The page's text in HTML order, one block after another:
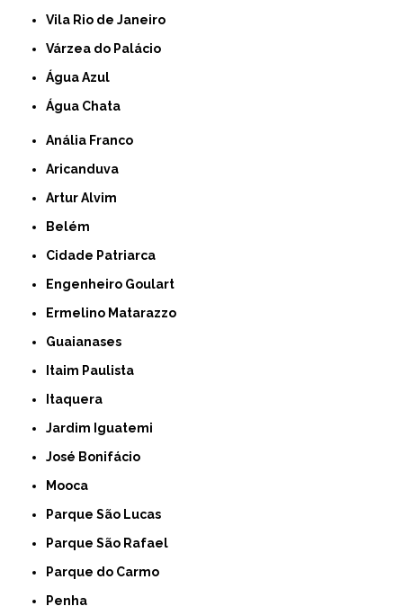
Vila Rio de Janeiro
Várzea do Palácio
Água Azul
Água Chata
Anália Franco
Aricanduva
Artur Alvim
Belém
Cidade Patriarca
Engenheiro Goulart
Ermelino Matarazzo
Guaianases
Itaim Paulista
Itaquera
Jardim Iguatemi
José Bonifácio
Mooca
Parque São Lucas
Parque São Rafael
Parque do Carmo
Penha